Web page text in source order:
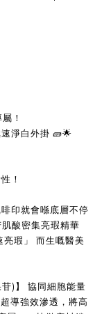
！
淨白外掛 🧱🌟
！
印就會喺底層不停
酸密集亮瑕精華
亮瑕」 而生嘅醫美
)】 協同細胞能量
導強效滲透，將高